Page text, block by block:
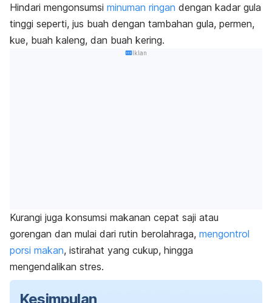
Hindari mengonsumsi minuman ringan dengan kadar gula
tinggi seperti, jus buah dengan tambahan gula, permen,
kue, buah kaleng, dan buah kering.
Iklan
Kurangi juga konsumsi makanan cepat saji atau
gorengan dan mulai dari rutin berolahraga, mengontrol
porsi makan, istirahat yang cukup, hingga
mengendalikan stres.
Kesimpulan